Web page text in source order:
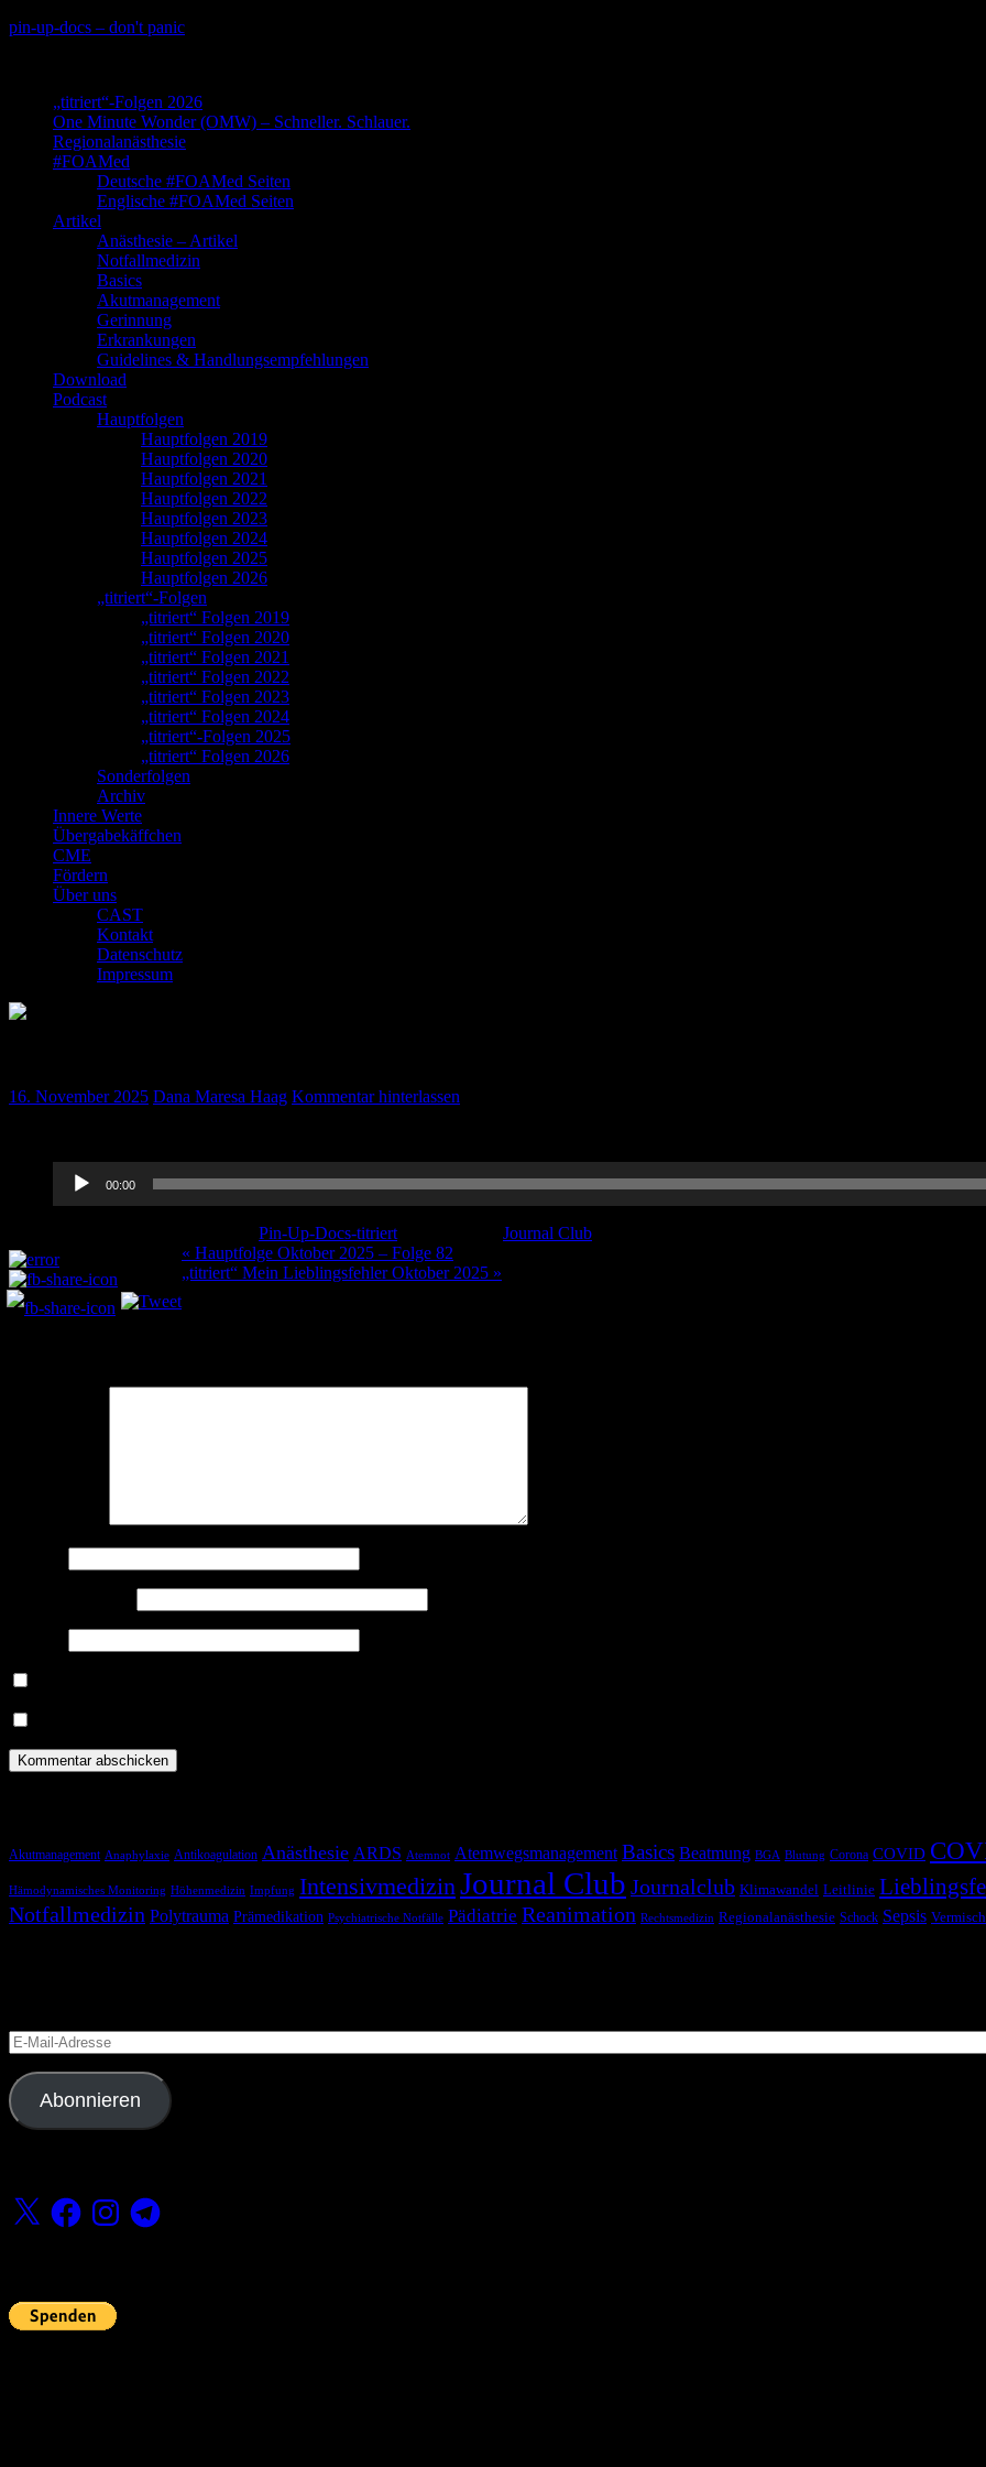
Skip
pin-up-docs – don't panic
„titriert“-Folgen 2026
One Minute Wonder (OMW) – Schneller. Schlauer.
Regionalanästhesie
#FOAMed
Deutsche #FOAMed Seiten
Englische #FOAMed Seiten
Artikel
Anästhesie – Artikel
Notfallmedizin
Basics
Akutmanagement
Gerinnung
Erkrankungen
Guidelines & Handlungsempfehlungen
Download
Podcast
Hauptfolgen
Hauptfolgen 2019
Hauptfolgen 2020
Hauptfolgen 2021
Hauptfolgen 2022
Hauptfolgen 2023
Hauptfolgen 2024
Hauptfolgen 2025
Hauptfolgen 2026
„titriert“-Folgen
„titriert“ Folgen 2019
„titriert“ Folgen 2020
„titriert“ Folgen 2021
„titriert“ Folgen 2022
„titriert“ Folgen 2023
„titriert“ Folgen 2024
„titriert“-Folgen 2025
„titriert“ Folgen 2026
Sonderfolgen
Archiv
Innere Werte
Übergabekäffchen
CME
Fördern
Über uns
CAST
Kontakt
Datenschutz
Impressum
16. November 2025 Dana Maresa Haag Kommentar hinterlassen
Audio-
Player
00:00
Pin-Up-Docs-titriert Journal Club
Beitragsnavigation« Hauptfolge Oktober 2025 – Folge 82
„titriert“ Mein Lieblingsfehler Oktober 2025 »
Akutmanagement Anaphylaxie Antikoagulation Anästhesie ARDS Atemnot Atemwegsmanagement Basics Beatmung BGA Blutung Corona COVID
Hämodynamisches Monitoring Höhenmedizin Impfung IntensivmedizinJournal Club Journalclub Klimawandel Leitlinie
Notfallmedizin Polytrauma Prämedikation Psychiatrische Notfälle Pädiatrie Reanimation Rechtsmedizin Regionalanästhesie Schock Sepsis
E-
Mail-
Adresse
Abonnieren
X FacebookInstagramTelegram